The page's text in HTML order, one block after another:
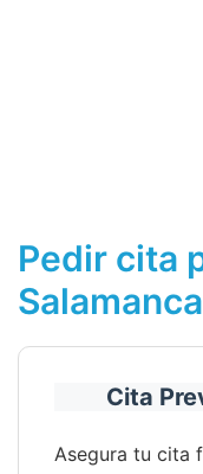
Pedir cita
Salamanca
Cita
Asegura tu cita